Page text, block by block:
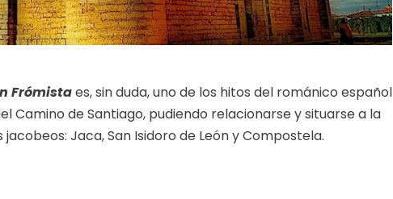
Frómistaes, sin duda, uno de los hitos del románico español
Camino de Santiago, pudiendo relacionarse y situarse a la
Jaca, San Isidoro de León y Compostela.